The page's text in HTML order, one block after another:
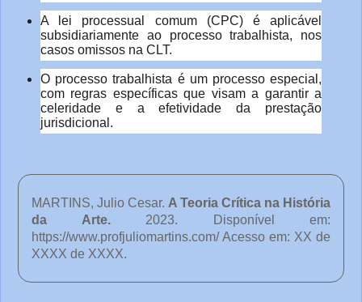
A lei processual comum (CPC) é aplicável
subsidiariamente ao processo trabalhista, nos
casos omissos na CLT.
O processo trabalhista é um processo especial,
com regras específicas que visam a garantir a
celeridade e a efetividade da prestação
jurisdicional.
MARTINS, Julio Cesar. A Teoria Crítica na História
da Arte. 2023. Disponível em:
https://www.profjuliomartins.com/ Acesso em: XX de
XXXX de XXXX.